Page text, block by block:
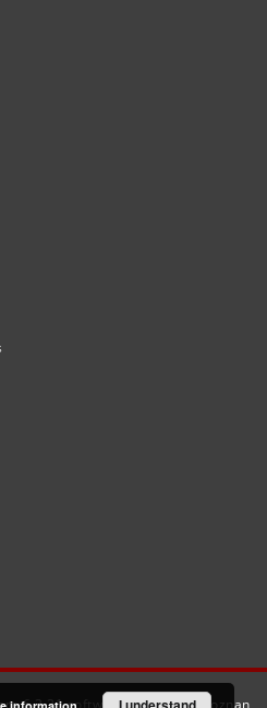
6.3.21software created by Poznan